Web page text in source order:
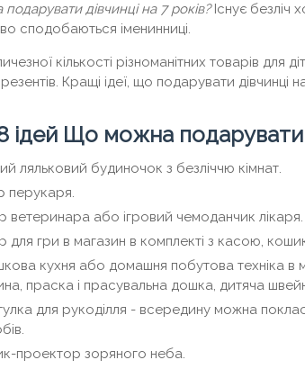
дівчинці на 7 років?Існує безліч
сподобаються іменинниці.
кількості різноманітних товарів для
Кращі ідеї, що подарувати дівчинці
ідей Що можна подарувати
ляльковий будиночок з безліччю кімнат.
перукаря.
ветеринара або ігровий чемоданчик лікаря.
для гри в магазин в комплекті з касою,
кухня або домашня побутова техніка в
праска і прасувальна дошка, дитяча
для рукоділля - всередину можна
проектор зоряного неба.